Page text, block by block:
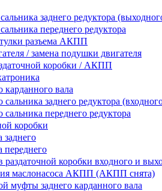
заднего редуктора
переднего редуктора
разъема АКПП
/ замена подушки двигателя
коробки / АКПП
карданного вала
сальника заднего редуктора
сальника переднего редуктора
коробки
заднего
переднего
раздаточной коробки входного и
маслонасоса АКПП (АКПП снята)
муфты заднего карданного вала